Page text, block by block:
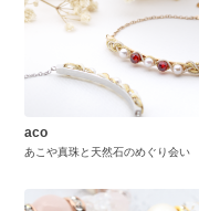
aco
あこや真珠と天然石のめぐり会い